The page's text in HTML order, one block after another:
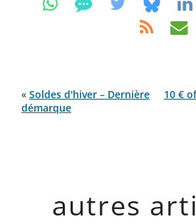
« Soldes d'hiver – Dernière
démarque
10 €
autres